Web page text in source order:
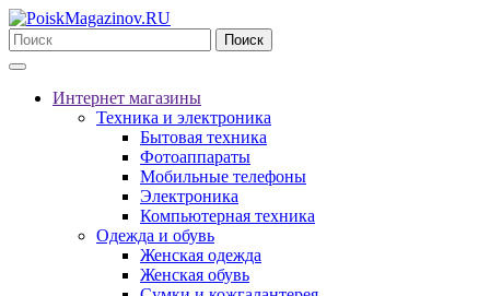
Поиск
Интернет магазины
Техника и электроника
Бытовая техника
Фотоаппараты
Мобильные телефоны
Электроника
Компьютерная техника
Одежда и обувь
Женская одежда
Женская обувь